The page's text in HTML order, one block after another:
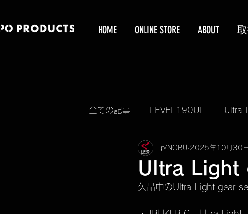
HOME ONLINE STORE ABOUT
全ての記事 LEVEL190UL Ultra
新製品情報 KUBEERU
KUBEERU BOX IBUKI 再入
Ultra Light
ip/NOBU 2025年10月30日
欠品中のUltra Light gear